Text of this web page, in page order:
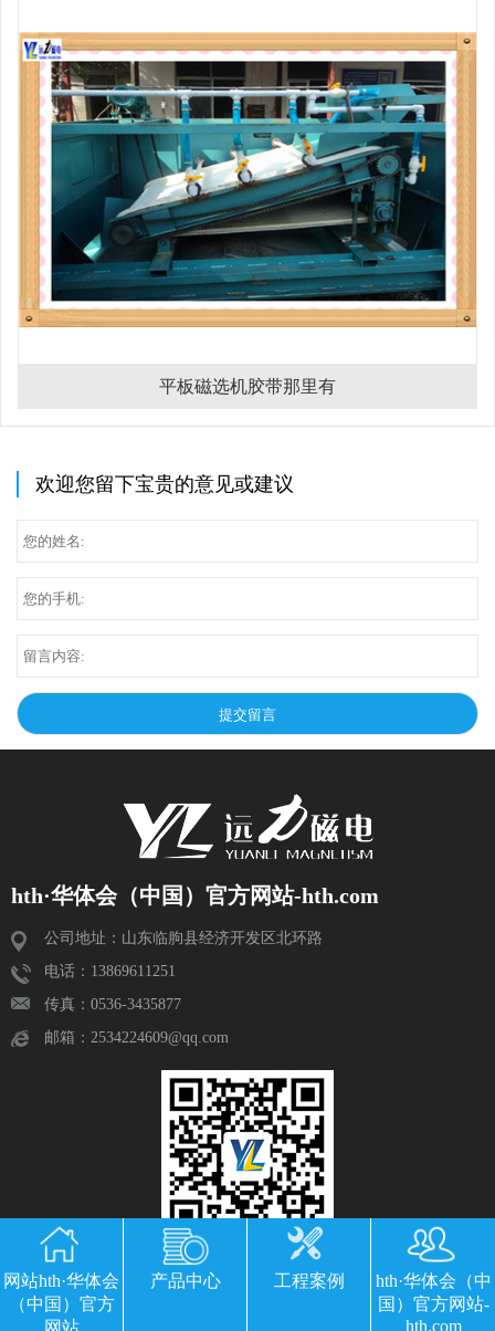
平板磁选机胶带那里有
欢迎您留下宝贵的意见或建议
hth·华体会（中国）官方网站-hth.com
公司地址：山东临朐县经济开发区北环路
电话：13869611251
传真：0536-3435877
邮箱：2534224609@qq.com
网站hth·华体会
（中国）官方
网站
产品中心 工程案例
hth·华体会（中
国）官方网站-
hth.com